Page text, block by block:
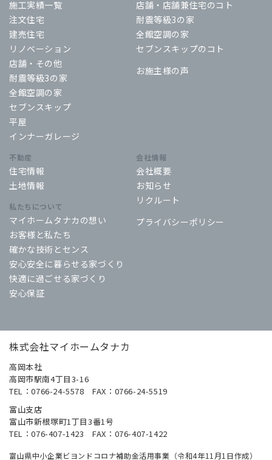
施工実績一覧
注文住宅
建売住宅
リノベーション
店舗・その他
耐震等級3の家
全館空調の家
セブンスキップ
平屋
インナーガレージ
店舗・店舗兼住宅のコト
耐震等級3の家
全館空調の家
セブンスキップのコト
お施主様の声
不動産
住宅情報
土地情報
私たちについて
マイホームタナカの想い
お客様と私たち
確かな技術とセンス
安心安全に暮らせる家づくり
快適に過ごせる家づくり
安心保証
会社情報
会社概要
お知らせ
リクルート
プライバシーポリシー
株式会社マイホームタナカ
高岡本社
高岡市駅南4丁目3-16
TEL：0766-24-5578 FAX：0766-24-5519
富山支店
富山市新根塚町1丁目3番1号
TEL：076-407-1423 FAX：076-407-1422
富山県中小企業ビヨンドコロナ補助金活用事業（令和4年11月1日作成）